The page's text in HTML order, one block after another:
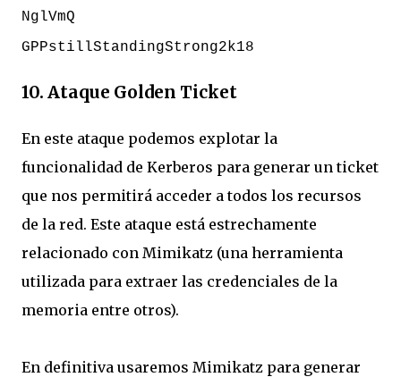
NglVmQ
GPPstillStandingStrong2k18
10. Ataque Golden Ticket
En este ataque podemos explotar la
funcionalidad de Kerberos para generar un ticket
que nos permitirá acceder a todos los recursos
de la red. Este ataque está estrechamente
relacionado con Mimikatz (una herramienta
utilizada para extraer las credenciales de la
memoria entre otros).
En definitiva usaremos Mimikatz para generar